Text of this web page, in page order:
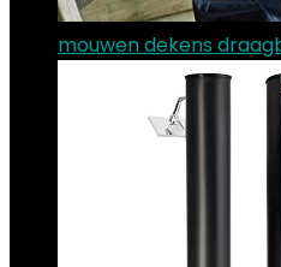
mouwen dekens